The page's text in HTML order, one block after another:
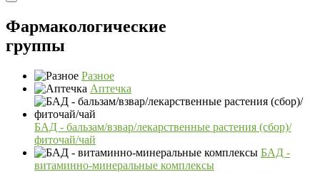
Фармакологические
группы
Разное
Аптечка
БАД - бальзам/взвар/лекарственные растения (сбор)/
фиточай/чай
БАД -
витаминно-минеральные комплексы